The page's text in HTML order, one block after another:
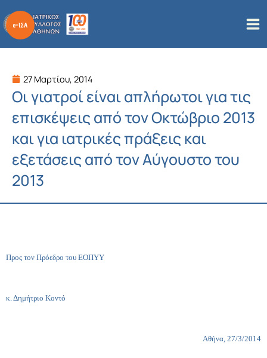
στο
περιεχόμενο
27 Μαρτίου, 2014
Οι γιατροί είναι απλήρωτοι για τις
επισκέψεις από τον Οκτώβριο 2013
και για ιατρικές πράξεις και
εξετάσεις από τον Αύγουστο του
2013
Προς τον Πρόεδρο του ΕΟΠΥΥ
κ. Δημήτριο Κοντό
Αθήνα, 27/3/2014